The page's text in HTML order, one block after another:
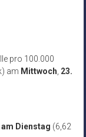
pro 100.000
am Mittwoch, 23.
am Dienstag (6,62